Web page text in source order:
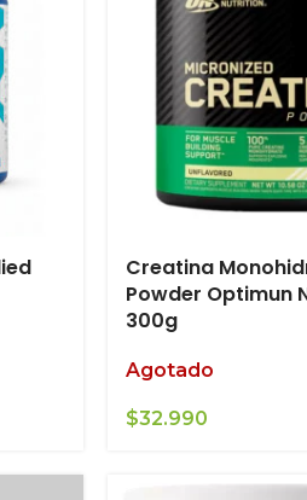
Creatina
Powder Optimun
300g
Agotado
$32.990